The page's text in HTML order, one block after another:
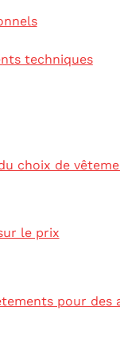
techniques
choix de
le prix
pour des